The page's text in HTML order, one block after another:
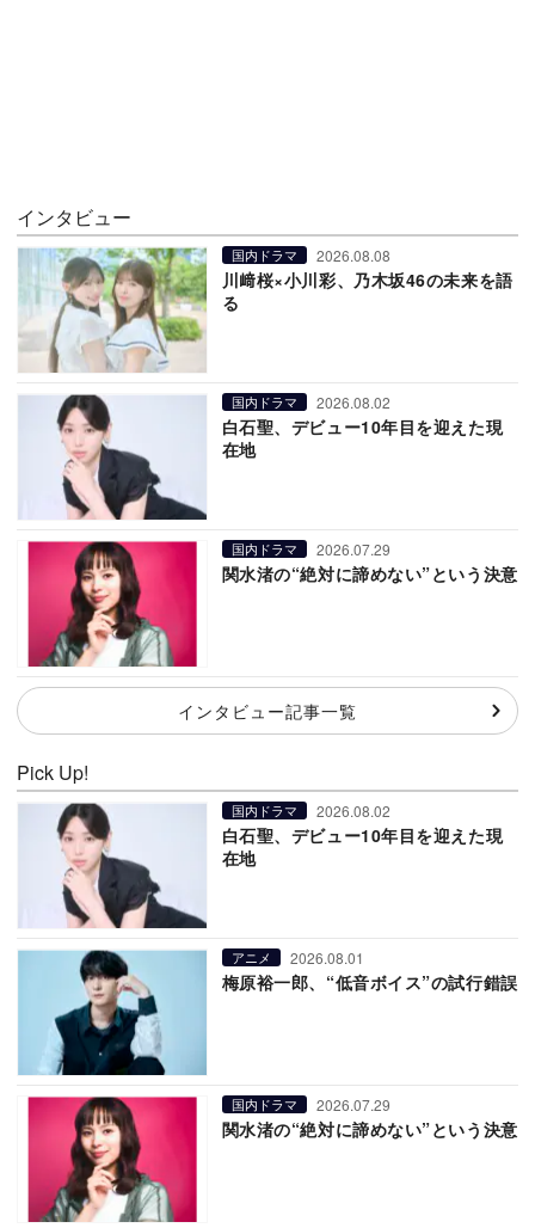
インタビュー
国内ドラマ 2026.08.08
川﨑桜×小川彩、乃木坂46の未来を語
る
国内ドラマ 2026.08.02
白石聖、デビュー10年目を迎えた現
在地
国内ドラマ 2026.07.29
関水渚の“絶対に諦めない”という決意
インタビュー記事一覧
Pick Up!
国内ドラマ 2026.08.02
白石聖、デビュー10年目を迎えた現
在地
アニメ 2026.08.01
梅原裕一郎、“低音ボイス”の試行錯誤
国内ドラマ 2026.07.29
関水渚の“絶対に諦めない”という決意